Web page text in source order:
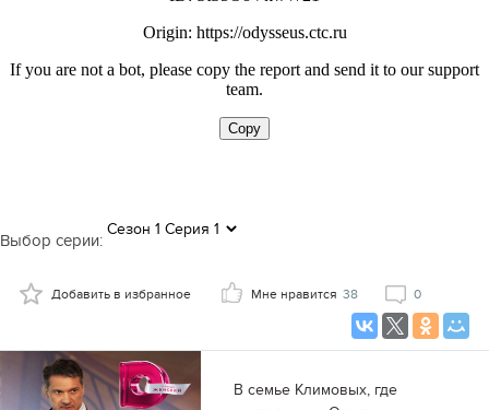
Выбор серии:
Добавить в избранное Мне нравится 38 0
В семье Климовых, где